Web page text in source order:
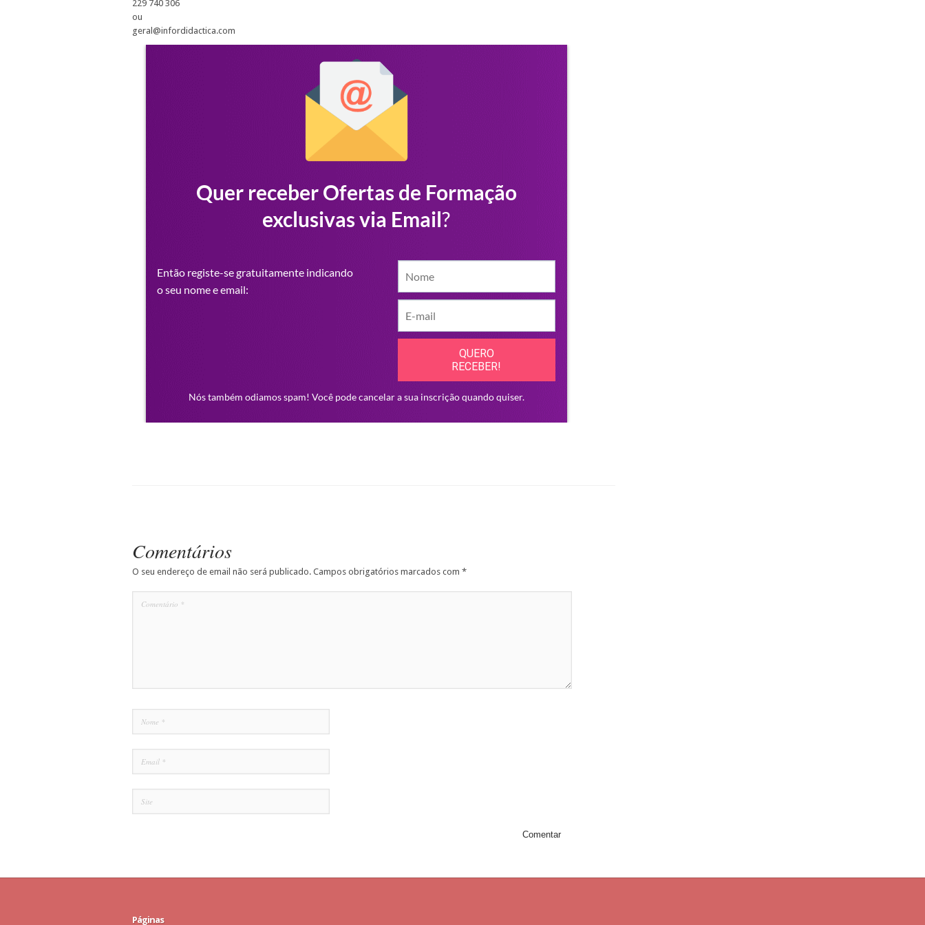
229 740 306
ou
geral@infordidactica.com
Comentários
O seu endereço de email não será publicado. Campos obrigatórios marcados com *
Páginas